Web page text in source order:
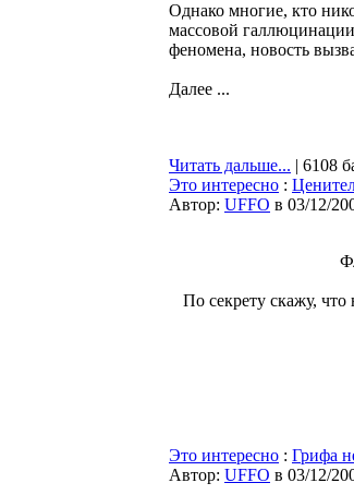
Однако многие, кто
массовой
феномена, новость
Далее ...
Читать дальше... | 6108
Это интересно :
Автор: UFFO в 03/12/
По секрету скажу,
Это интересно : Грифа
Автор: UFFO в 03/12/